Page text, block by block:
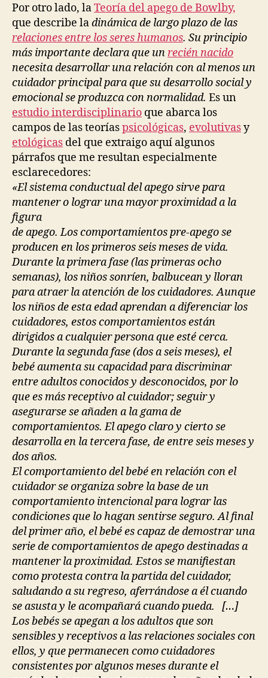
Por otro lado, laTeoría del apego de Bowlby,
que describe ladinámica de largo plazo de las
relaciones entre los seres humanos. Su principio
más importante declara que un recién nacido
necesita desarrollar una relación con al menos un
cuidador principal para que su desarrollo social y
emocional se produzca con normalidad. Es un
estudio interdisciplinario que abarca los
campos de las teoríaspsicológicas, evolutivasy
etológicas del que extraigo aquí algunos
párrafos que me resultan especialmente
esclarecedores:
«El sistema conductual del apego sirve para
mantener o lograr una mayor proximidad a la
figura
de apego. Los comportamientos pre-apego se
producen en los primeros seis meses de vida.
Durante la primera fase (las primeras ocho
semanas), los niños sonríen, balbucean y lloran
para atraer la atención de los cuidadores. Aunque
los niños de esta edad aprendan a diferenciar los
cuidadores, estos comportamientos están
dirigidos a cualquier persona que esté cerca.
Durante la segunda fase (dos a seis meses), el
bebé aumenta su capacidad para discriminar
entre adultos conocidos y desconocidos, por lo
que es más receptivo al cuidador; seguir y
asegurarse se añaden a la gama de
comportamientos. El apego claro y cierto se
desarrolla en la tercera fase, de entre seis meses y
dos años.
El comportamiento del bebé en relación con el
cuidador se organiza sobre la base de un
comportamiento intencional para lograr las
condiciones que lo hagan sentirse seguro. Al final
del primer año, el bebé es capaz de demostrar una
serie de comportamientos de apego destinadas a
mantener la proximidad. Estos se manifiestan
como protesta contra la partida del cuidador,
saludando a su regreso, aferrándose a él cuando
se asusta y le acompañará cuando pueda. […]
Los bebés se apegan a los adultos que son
sensibles y receptivos a las relaciones sociales con
ellos, y que permanecen como cuidadores
consistentes por algunos meses durante el